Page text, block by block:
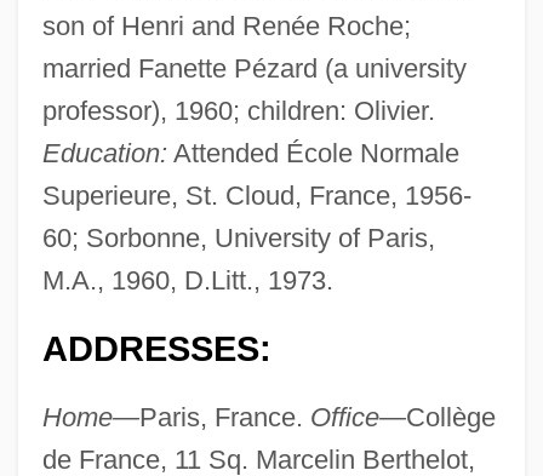
son of Henri and Renée Roche;
married Fanette Pézard (a university
professor), 1960; children: Olivier.
Education: Attended École Normale
Superieure, St. Cloud, France, 1956-
60; Sorbonne, University of Paris,
M.A., 1960, D.Litt., 1973.
ADDRESSES:
Home—Paris, France. Office—Collège
de France, 11 Sq. Marcelin Berthelot,